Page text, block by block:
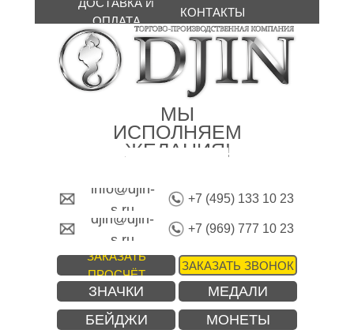
МЫ
ИСПОЛНЯЕМ
ЖЕЛАНИЯ!
ЗАКАЗАТЬ
ПРОСЧЁТ
+7 (969) 777 10 23
+7 (495) 133 10 23
ЗАКАЗАТЬ ЗВОНОК
ДОСТАВКА И
ОПЛАТА
КОНТАКТЫ
ЗНАЧКИ МЕДАЛИ
БЕЙДЖИ МОНЕТЫ
info@djin-
s.ru
djin@djin-
s.ru